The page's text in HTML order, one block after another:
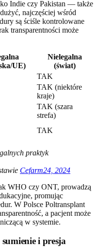
Indie czy Pakistan — także
najczęściej wśród
są ściśle kontrolowane
transparentności może
UE)
Nielegalna
(świat)
TAK
TAK (niektóre
kraje)
TAK (szara
strefa)
TAK
praktyk
Cefarm24, 2024
WHO czy ONT, prowadzą
promując
W Polsce Poltransplant
a pacjent może
w systemie.
i presja